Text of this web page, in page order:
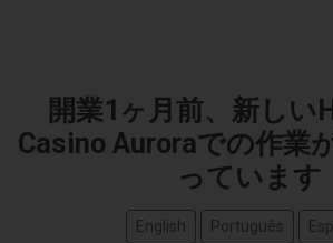
開業1ヶ月前、新しい
Casino Auroraでの作業
っています
English Português